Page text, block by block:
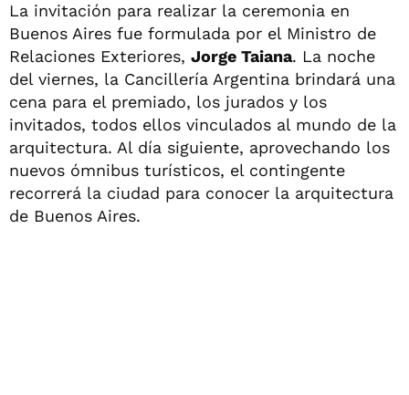
La invitación para realizar la ceremonia en
Buenos Aires fue formulada por el Ministro de
Relaciones Exteriores, Jorge Taiana. La noche
del viernes, la Cancillería Argentina brindará una
cena para el premiado, los jurados y los
invitados, todos ellos vinculados al mundo de la
arquitectura. Al día siguiente, aprovechando los
nuevos ómnibus turísticos, el contingente
recorrerá la ciudad para conocer la arquitectura
de Buenos Aires.